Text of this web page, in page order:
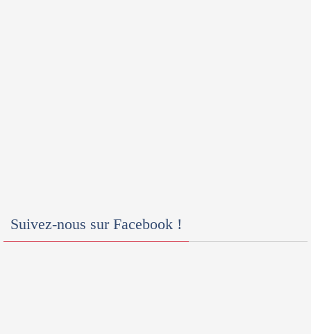
Suivez-nous sur Facebook !